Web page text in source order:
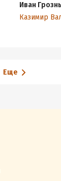
Иван
Казимир
Еще